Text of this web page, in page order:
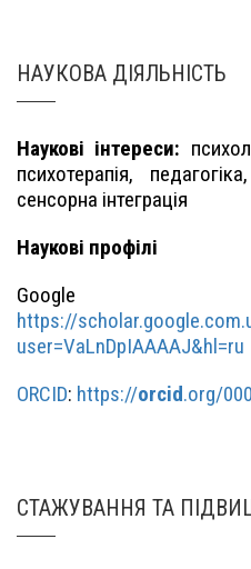
НАУКОВА ДІЯЛЬНІСТЬ
Наукові інтереси:
психотерапія,
сенсорна інтеграція
Наукові профілі
Google
https://
user=VaLnDpIAAAAJ&hl=ru
ORCID: https://orcid.org/
СТАЖУВАННЯ ТА